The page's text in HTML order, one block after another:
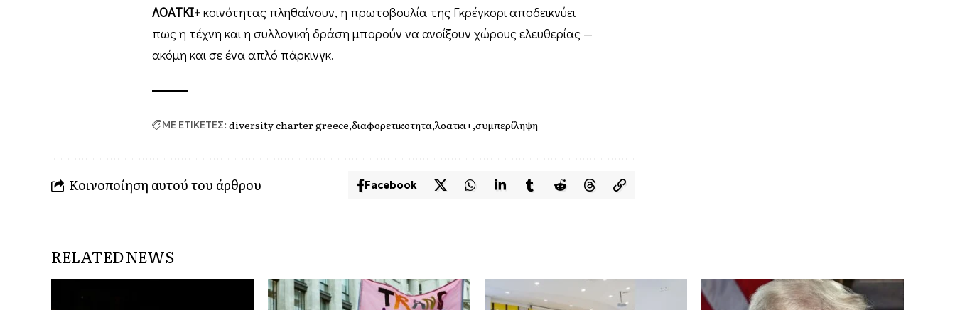
ΛΟΑΤΚΙ+κοινότητας πληθαίνουν, η πρωτοβουλία της Γκρέγκορι αποδεικνύει
πως η τέχνη και η συλλογική δράση μπορούν να ανοίξουν χώρους ελευθερίας —
ακόμη και σε ένα απλό πάρκινγκ.
ΜΕ ΕΤΙΚΕΤΕΣ: diversity charter greece διαφορετικοτητα λοατκι+ συμπερίληψη
Κοινοποίηση αυτού του άρθρου Facebook
RELATED NEWS